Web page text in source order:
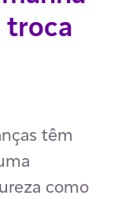
troca
têm
como